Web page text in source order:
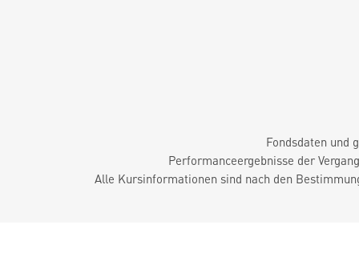
Fondsdaten und
Performanceergebnisse der
Alle Kursinformationen sind nach den